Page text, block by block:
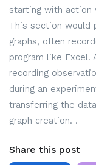
starting with action
This section would
graphs, often
program like Excel.
recording
during an
transferring the
graph creation. .
Share this post